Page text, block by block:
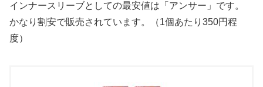
インナースリーブとしての最安値は「アンサー」です。
かなり割安で販売されています。（1個あたり350円程
度）